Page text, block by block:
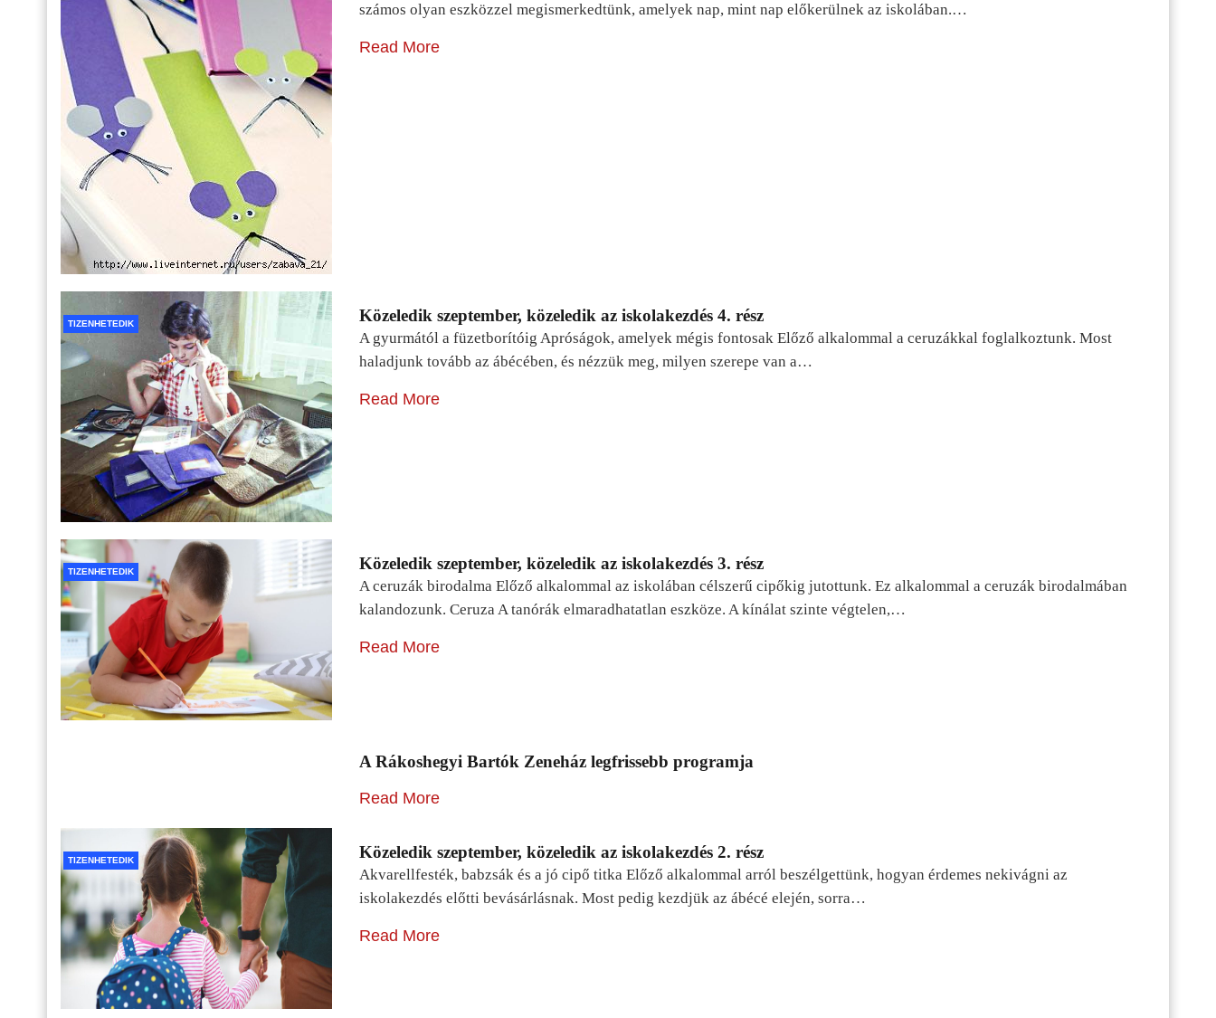
számos olyan eszközzel megismerkedtünk, amelyek nap, mint nap előkerülnek az iskolában.…
Read More
TIZENHETEDIK Közeledik szeptember, közeledik az iskolakezdés 4. rész
A gyurmától a füzetborítóig Apróságok, amelyek mégis fontosak Előző alkalommal a ceruzákkal foglalkoztunk. Most
haladjunk tovább az ábécében, és nézzük meg, milyen szerepe van a…
Read More
TIZENHETEDIK Közeledik szeptember, közeledik az iskolakezdés 3. rész
A ceruzák birodalma Előző alkalommal az iskolában célszerű cipőkig jutottunk. Ez alkalommal a ceruzák birodalmában
kalandozunk. Ceruza A tanórák elmaradhatatlan eszköze. A kínálat szinte végtelen,…
Read More
A Rákoshegyi Bartók Zeneház legfrissebb programja
Read More
TIZENHETEDIK Közeledik szeptember, közeledik az iskolakezdés 2. rész
Akvarellfesték, babzsák és a jó cipő titka Előző alkalommal arról beszélgettünk, hogyan érdemes nekivágni az
iskolakezdés előtti bevásárlásnak. Most pedig kezdjük az ábécé elején, sorra…
Read More